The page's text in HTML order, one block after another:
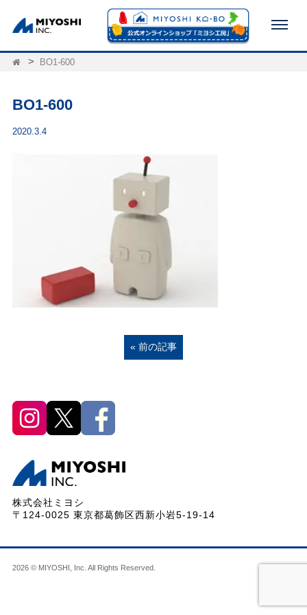
BO1-600
BO1-600
2020.3.4
« 前の記事
株式会社ミヨシ
〒124-0025 東京都葛飾区西新小岩5-19-14
2026 © MIYOSHI, Inc. All Rights Reserved.